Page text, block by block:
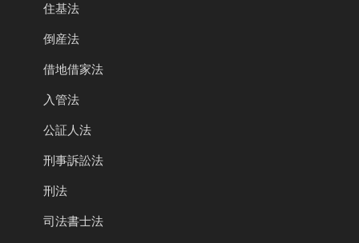
住基法
倒産法
借地借家法
入管法
公証人法
刑事訴訟法
刑法
司法書士法